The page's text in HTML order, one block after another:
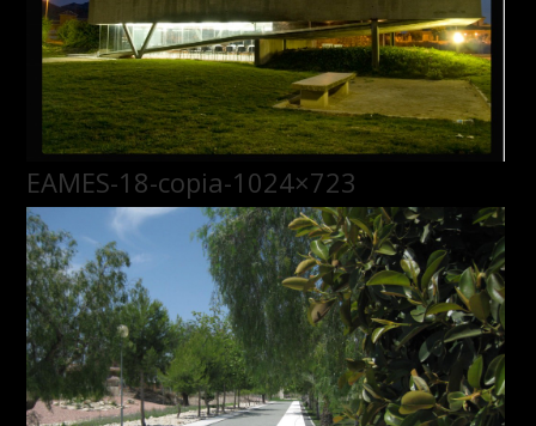
EAMES-18-copia-1024×723